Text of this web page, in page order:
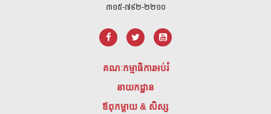
៣១៥-៧៩២-២២១០
គណៈកម្មាធិការអប់រំ
នាយកដ្ឋាន
ឪពុកម្តាយ & សិស្ស